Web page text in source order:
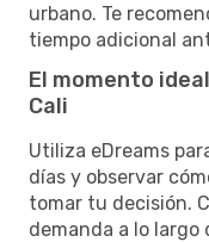
urbano. Te
tiempo adicional
El momento
Cali
Utiliza eDreams
días y observar
tomar tu decisión.
demanda a lo